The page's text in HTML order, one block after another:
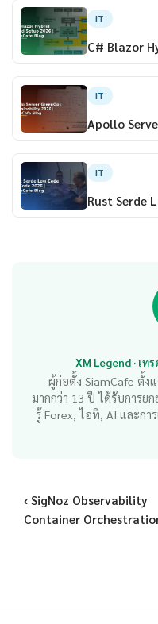
IT
C# Blazor
IT
Apollo
IT
Rust Serde
XM Legend · เท
ผู้ก่อตั้ง SiamCafe ตั้ง
มากกว่า 13 ปี ได้รับการย
รู้ Forex, ไอที, AI และกา
‹ SigNoz Observability
Container